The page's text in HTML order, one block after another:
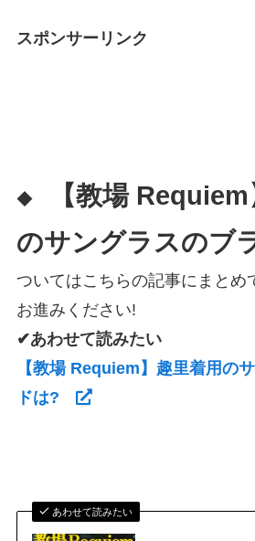
スポンサーリンク
◆
【教場
のサングラスのブ
ついてはこちらの記事にまとめ
お進みください!
✔あわせて読みたい
【教場 Requiem】趣里着用の
ドは?
あわせて読みたい